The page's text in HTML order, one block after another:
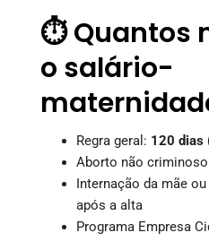
⏱️ Quantos
o salário-
Regra geral: 120 dias
Aborto não
Internação da mãe
após a alta
Programa Empresa